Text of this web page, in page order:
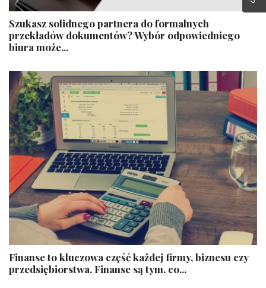
Szukasz solidnego partnera do formalnych
przekładów dokumentów? Wybór odpowiedniego
biura może...
Finanse to kluczowa część każdej firmy, biznesu czy
przedsiębiorstwa. Finanse są tym, co...